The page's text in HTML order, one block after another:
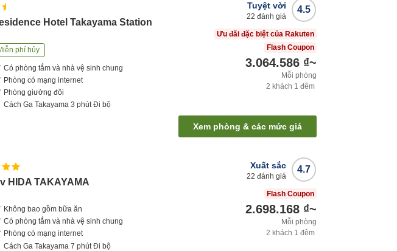
Hotel Takayama Station
phí hủy
Có phòng tắm và nhà vệ sinh chung
Phòng có mạng internet
Phòng giường đôi
CáchGa Takayama3 phútĐi bộ
4.5
Tuyệt vời
22 đánh giá
Ưu đãi đặc biệt của Rakuten
Flash Coupon
3.064.586 ₫~
Mỗi phòng
2 khách 1 đêm
Xem phòng & các mức giá
HIDA TAKAYAMA
Không bao gồm bữa ăn
Có phòng tắm và nhà vệ sinh chung
Phòng có mạng internet
CáchGa Takayama7 phútĐi bộ
4.7
Xuất sắc
22 đánh giá
Flash Coupon
2.698.168 ₫~
Mỗi phòng
2 khách 1 đêm